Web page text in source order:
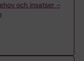
och insatser –